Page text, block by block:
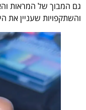
גם המבוך של המראות
והשתקפויות שעניין את